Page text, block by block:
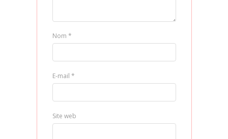
Nom *
E-mail *
Site web